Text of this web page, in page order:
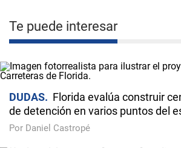
Te puede interesar
DUDAS
Florida evalúa construir
de detención en varios puntos del
Por Daniel Castropé